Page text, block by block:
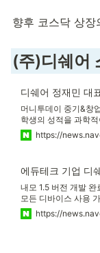
향후 코스닥 상
(주)디쉐어
디쉐어 정재민 대
머니투데이 중기&창
학생의 성적을 과학
을 제시하여 주목받
하는 기업들 중에서
내모 1.5 버전 개발
모든 디바이스 사용
'종합 서비스'로의 최
듀테크 리딩 기업으